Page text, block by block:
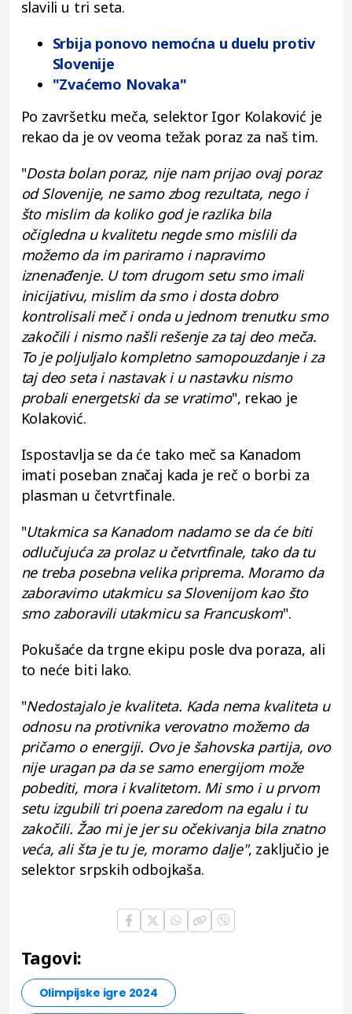
slavili u tri seta.
Srbija ponovo nemoćna u duelu protiv
Slovenije
"Zvaćemo Novaka"
Po završetku meča, selektor Igor Kolaković je
rekao da je ov veoma težak poraz za naš tim.
"Dosta bolan poraz, nije nam prijao ovaj poraz
od Slovenije, ne samo zbog rezultata, nego i
što mislim da koliko god je razlika bila
očigledna u kvalitetu negde smo mislili da
možemo da im pariramo i napravimo
iznenađenje. U tom drugom setu smo imali
inicijativu, mislim da smo i dosta dobro
kontrolisali meč i onda u jednom trenutku smo
zakočili i nismo našli rešenje za taj deo meča.
To je poljuljalo kompletno samopouzdanje i za
taj deo seta i nastavak i u nastavku nismo
probali energetski da se vratimo", rekao je
Kolaković.
Ispostavlja se da će tako meč sa Kanadom
imati poseban značaj kada je reč o borbi za
plasman u četvrtfinale.
"Utakmica sa Kanadom nadamo se da će biti
odlučujuća za prolaz u četvrtfinale, tako da tu
ne treba posebna velika priprema. Moramo da
zaboravimo utakmicu sa Slovenijom kao što
smo zaboravili utakmicu sa Francuskom".
Pokušaće da trgne ekipu posle dva poraza, ali
to neće biti lako.
"Nedostajalo je kvaliteta. Kada nema kvaliteta u
odnosu na protivnika verovatno možemo da
pričamo o energiji. Ovo je šahovska partija, ovo
nije uragan pa da se samo energijom može
pobediti, mora i kvalitetom. Mi smo i u prvom
setu izgubili tri poena zaredom na egalu i tu
zakočili. Žao mi je jer su očekivanja bila znatno
veća, ali šta je tu je, moramo dalje", zaključio je
selektor srpskih odbojkaša.
Tagovi:
Olimpijske igre 2024